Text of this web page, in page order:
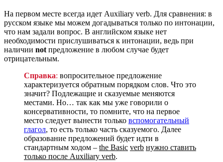
На первом месте всегда идет Auxiliary verb. Для сравнения: в
русском языке мы можем догадываться только по интонации,
что нам задали вопрос. В английском языке нет
необходимости прислушиваться к интонации, ведь при
наличии not предложение в любом случае будет
отрицательным.
Справка: вопросительное предложение
характеризуется обратным порядком слов. Что это
значит? Подлежащие и сказуемые меняются
местами. Но… так как мы уже говорили о
консервативности, то помните, что на первое
место следует вынести только вспомогательный
глагол, то есть только часть сказуемого. Далее
образование предложений будет идти в
стандартным ходом – the Basic verb нужно ставить
только после Auxiliary verb.